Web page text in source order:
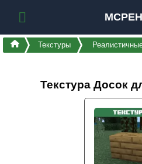
Текстуры
Текстура Досок